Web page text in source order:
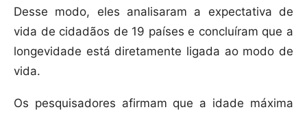
Desse modo, eles analisaram a expectativa de
vida de cidadãos de 19 países e concluíram que a
longevidade está diretamente ligada ao modo de
vida.
Os pesquisadores afirmam que a idade máxima